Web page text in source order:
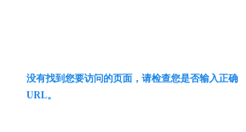
没有找到您要访问的页面，请检查您是否输入正确
URL。